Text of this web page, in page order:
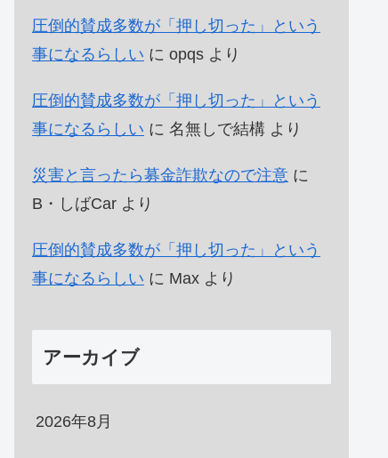
圧倒的賛成多数が「押し切った」という
事になるらしい に opqs より
圧倒的賛成多数が「押し切った」という
事になるらしい に 名無しで結構 より
災害と言ったら募金詐欺なので注意 に
B・しばCar より
圧倒的賛成多数が「押し切った」という
事になるらしい に Max より
アーカイブ
2026年8月